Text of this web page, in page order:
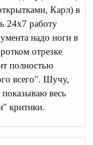
Карл) в
24х7 работу
надо ноги в
отрезке
полностью
всего". Шучу,
весь
критики.